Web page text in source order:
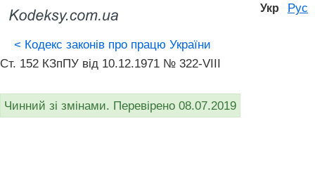
Укр Рус
< Кодекс законів про працю України
Ст. 152 КЗпПУ від 10.12.1971 № 322-VIII
Чинний зі змінами. Перевірено 08.07.2019